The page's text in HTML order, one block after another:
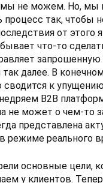
мы не можем. Но,
процесс так, чтобы
от этого
что-то
далее. В
сводится к
B2B
не может о чем-то
представлена
режиме реального
основные цели,
у клиентов.